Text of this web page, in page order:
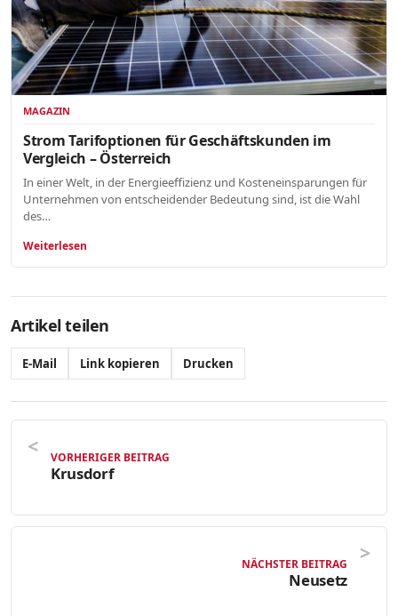
MAGAZIN
Strom Tarifoptionen für Geschäftskunden im
Vergleich – Österreich
In einer Welt, in der Energieeffizienz und Kosteneinsparungen für
Unternehmen von entscheidender Bedeutung sind, ist die Wahl
des…
Weiterlesen
Artikel teilen
E-Mail Link kopieren Drucken
VORHERIGER BEITRAG
Krusdorf
NÄCHSTER BEITRAG
Neusetz